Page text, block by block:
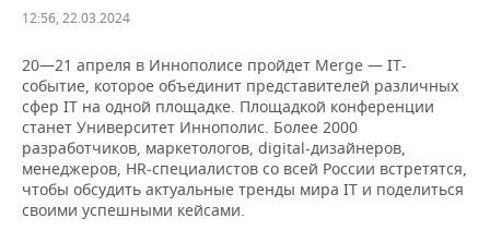
КОРОЛИ ГОСЗАКАЗА ПФО
ВУЗЫ ТАТАРСТАНА
КОМУ ПРИНАДЛЕЖАТ
ТОРГОВЫЕ ЦЕНТРЫ
ТАТАРСТАНА
ФИНАНСЫ
БАНКИ
БЮДЖЕТ
ИНВЕСТИЦИИ
НОВОСТИ
АГРОПРОМ
МАШИНОСТРОЕНИЕ
НЕФТЕХИМИЯ
НЕДВИЖИМОСТЬ
НОВОСТИ НЕДВИЖИМОСТИ
АВТО
НОВОСТИ АВТО
БИЗНЕС
НОВОСТИ БИЗНЕСА
РОЗНИЧНАЯ ТОРГОВЛЯ
ТЕХНОЛОГИИ
НОВОСТИ ТЕХНОЛОГИЙ
МЕРОПРИЯТИЯ
12:56, 22.03.2024
20—21 апреля в Иннополисе пройдет Merge — IT-
событие, которое объединит представителей различных
сфер IT на одной площадке. Площадкой конференции
станет Университет Иннополис. Более 2000
разработчиков, маркетологов, digital-дизайнеров,
менеджеров, HR-специалистов со всей России встретятся,
чтобы обсудить актуальные тренды мира IT и поделиться
своими успешными кейсами.